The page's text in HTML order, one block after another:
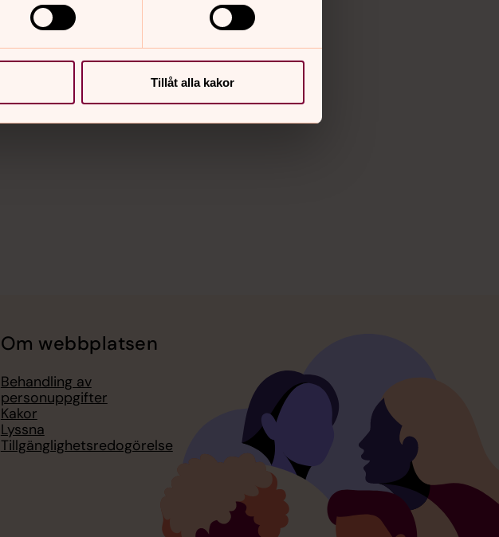
Tillåt alla kakor
Om webbplatsen
Behandling av
personuppgifter
Kakor
Lyssna
Tillgänglighetsredogörelse